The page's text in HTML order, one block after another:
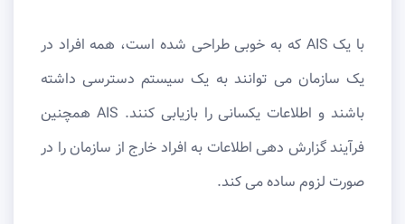
با یک AIS که به خوبی طراحی شده است، همه افراد در
یک سازمان می توانند به یک سیستم دسترسی داشته
باشند و اطلاعات یکسانی را بازیابی کنند. AIS همچنین
فرآیند گزارش دهی اطلاعات به افراد خارج از سازمان را در
صورت لزوم ساده می کند.